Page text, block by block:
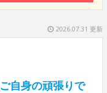
2026.07.31 更新
自身の頑張りで